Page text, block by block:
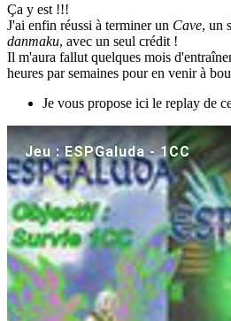
Ça y est !!!
J'ai enfin réussi à terminer un Cave, un
danmaku, avec un seul crédit !
Il m'aura fallut quelques mois
heures par semaines pour en venir à
Je vous propose ici le replay de